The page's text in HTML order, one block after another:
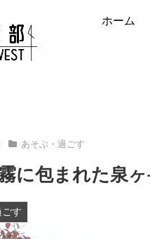
ホーム
あそぶ・過ごす
に包まれた泉
す